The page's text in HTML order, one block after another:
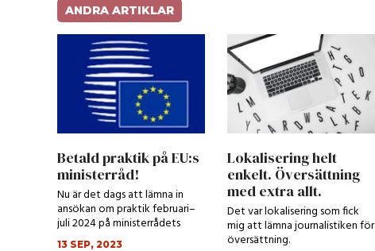
ANDRA ARTIKLAR
Betald praktik på EU:s
ministerråd!
Nu är det dags att lämna in
ansökan om praktik februari–
juli 2024 på ministerrådets
svenska översä...
13 SEP, 2023
Lokalisering helt
enkelt. Översättning
med extra allt.
Det var lokalisering som fick
mig att lämna journalistiken för
översättning.